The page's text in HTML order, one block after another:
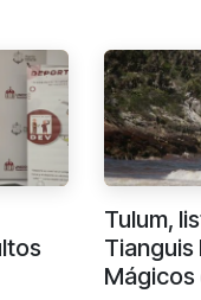
Tulum,
Tianguis